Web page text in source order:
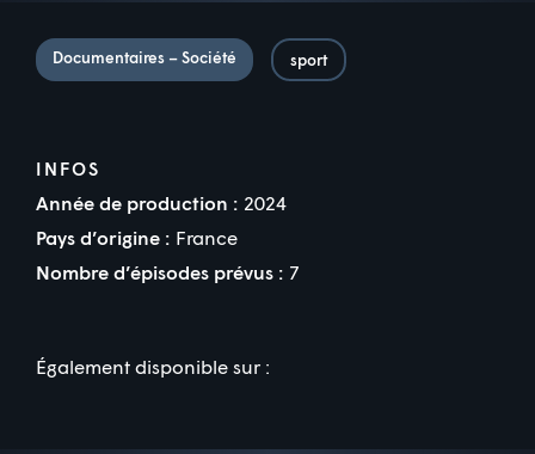
Documentaires – Société sport
INFOS
Année de production : 2024
Pays d’origine : France
Nombre d’épisodes prévus : 7
Également disponible sur :